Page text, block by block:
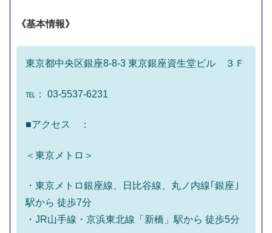
《基本情報》
東京都中央区銀座8-8-3 東京銀座資生堂ビル ３Ｆ
℡： 03-5537-6231
■アクセス ：
＜東京メトロ＞
・東京メトロ銀座線、日比谷線、丸ノ内線｢銀座｣
駅から 徒歩7分
・JR山手線・京浜東北線「新橋」駅から 徒歩5分